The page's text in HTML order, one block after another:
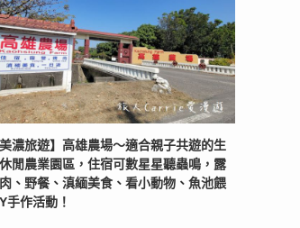
美濃旅遊】高雄農場〜適合親子共遊的生
閒農業園區，住宿可數星星聽蟲鳴，露
、野餐、滇緬美食、看小動物、魚池餵
手作活動！